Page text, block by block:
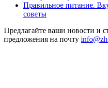
Правильное питание.
советы
Предлагайте ваши новости и
предложения на почту